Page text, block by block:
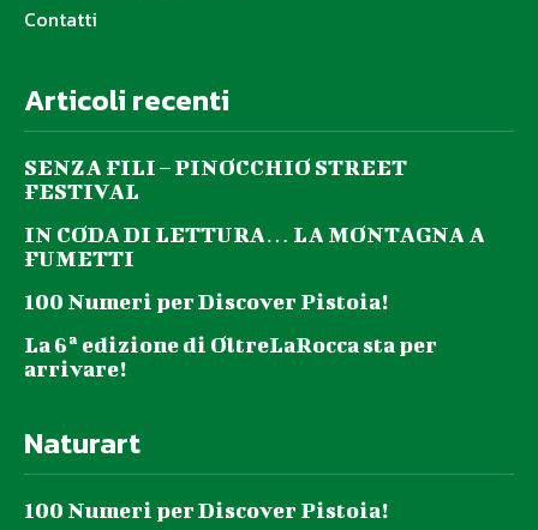
Contatti
Articoli recenti
SENZA FILI – PINOCCHIO STREET
FESTIVAL
IN CODA DI LETTURA… LA MONTAGNA A
FUMETTI
100 Numeri per Discover Pistoia!
La 6ª edizione di OltreLaRocca sta per
arrivare!
Naturart
100 Numeri per Discover Pistoia!